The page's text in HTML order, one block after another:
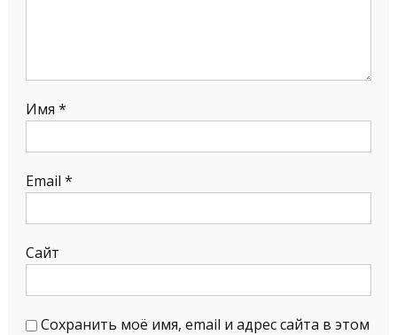
Имя *
Email *
Сайт
Сохранить моё имя, email и адрес сайта в этом